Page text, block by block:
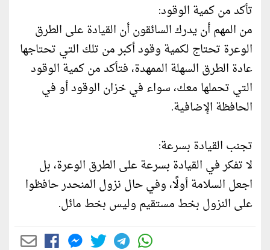
تأكد من كمية الوقود:
من المهم أن يدرك السائقون أن القيادة على الطرق
الوعرة تحتاج لكمية وقود أكبر من تلك التي تحتاجها
عادة الطرق السهلة الممهدة، فتأكد من كمية الوقود
التي تحملها معك، سواء في خزان الوقود أو في
الحافظة الإضافية.
تجنب القيادة بسرعة:
لا تفكر في القيادة بسرعة على الطرق الوعرة، بل
اجعل السلامة أولًا، وفي حال نزول المنحدر حافظوا
على النزول بخط مستقيم وليس بخط مائل.